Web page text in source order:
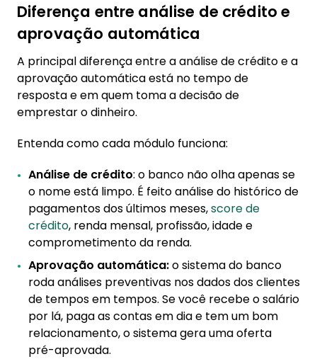
Diferença entre análise de crédito e
aprovação automática
A principal diferença entre a análise de crédito e a
aprovação automática está no tempo de
resposta e em quem toma a decisão de
emprestar o dinheiro.
Entenda como cada módulo funciona:
Análise de crédito: o banco não olha apenas se
o nome está limpo. É feito análise do histórico de
pagamentos dos últimos meses,score de
crédito, renda mensal, profissão, idade e
comprometimento da renda.
Aprovação automática:o sistema do banco
roda análises preventivas nos dados dos clientes
de tempos em tempos. Se você recebe o salário
por lá, paga as contas em dia e tem um bom
relacionamento, o sistema gera uma oferta
pré-aprovada.